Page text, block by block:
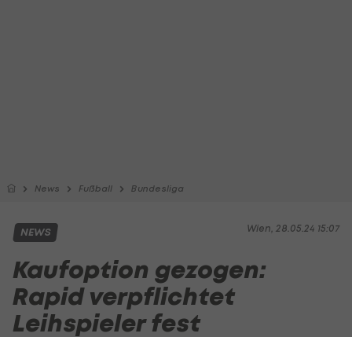
News Fußball Bundesliga
Wien, 28.05.24 15:07
NEWS
Kaufoption gezogen:
Rapid verpflichtet
Leihspieler fest